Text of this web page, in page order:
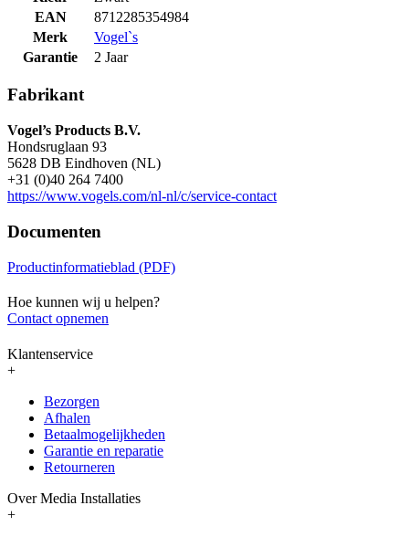
EAN
8712285354984
Merk
Vogel`s
Garantie
2 Jaar
Fabrikant
Vogel’s Products B.V.
Hondsruglaan 93
5628 DB Eindhoven (NL)
+31 (0)40 264 7400
https://www.vogels.com/nl-nl/c/service-contact
Documenten
Productinformatieblad (PDF)
Hoe kunnen wij u helpen?
Contact opnemen
Klantenservice
+
Bezorgen
Afhalen
Betaalmogelijkheden
Garantie en reparatie
Retourneren
Over Media Installaties
+